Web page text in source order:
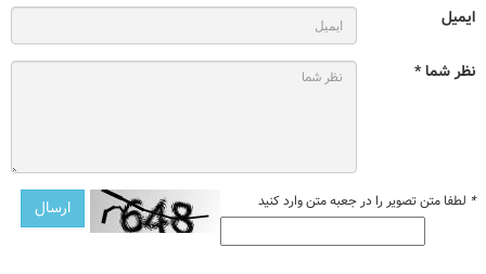
ایمیل
نظر شما *
* لطفا متن تصویر را در جعبه متن وارد کنید